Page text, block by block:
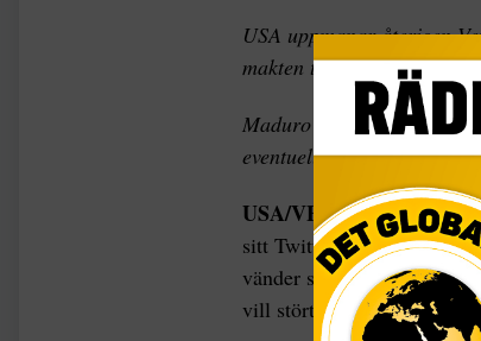
USA uppmanar återigen
makten till oppositionen.
Maduro ger i sin tur order
eventuell amerikansk
USA/VENEZUELA
sitt Twitterkonto att ”tiden
vänder sig direkt till det
vill störta president